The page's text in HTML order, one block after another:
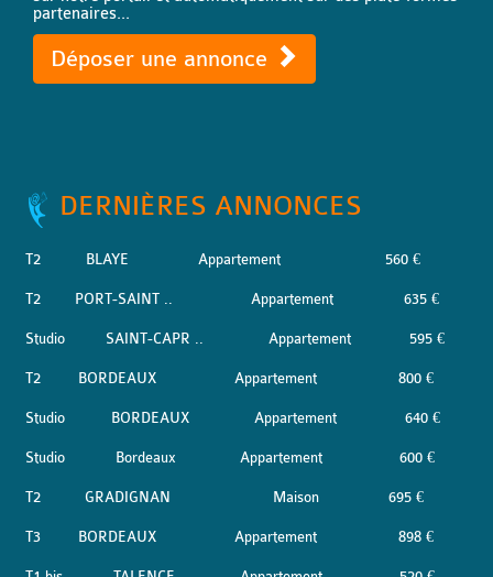
partenaires...
Déposer une annonce
DERNIÈRES ANNONCES
T2 BLAYE Appartement 560 €
T2 PORT-SAINT .. Appartement 635 €
Studio SAINT-CAPR .. Appartement 595 €
T2 BORDEAUX Appartement 800 €
Studio BORDEAUX Appartement 640 €
Studio Bordeaux Appartement 600 €
T2 GRADIGNAN Maison 695 €
T3 BORDEAUX Appartement 898 €